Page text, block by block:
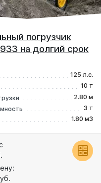
погрузчик
на долгий срок
125 л.с.
10 т
2.80 м
3 т
1.80 м3